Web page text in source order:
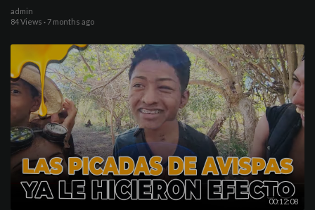
admin
84 Views ·7 months ago
00:12:08